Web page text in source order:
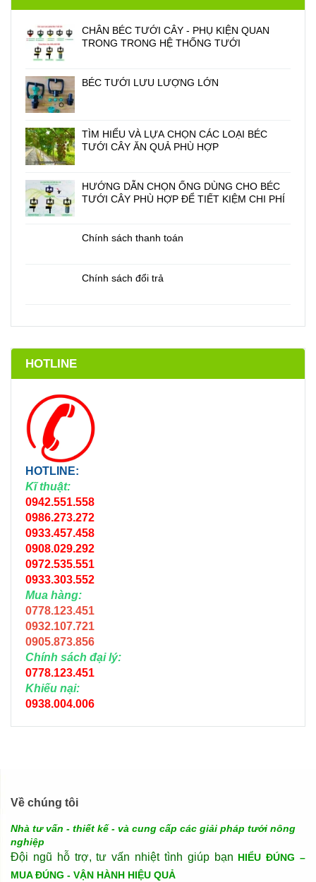
Về chúng tôi
Nhà tư vấn - thiết kế - và cung cấp các giải pháp tưới nông
nghiệp
Đội ngũ hỗ trợ, tư vấn nhiệt tình giúp bạn HIỂU ĐÚNG –
MUA ĐÚNG - VẬN HÀNH HIỆU QUẢ
CHÂN BÉC TƯỚI CÂY - PHỤ KIỆN QUAN
TRONG TRONG HỆ THỐNG TƯỚI
BÉC TƯỚI LƯU LƯỢNG LỚN
TÌM HIỂU VÀ LỰA CHỌN CÁC LOẠI BÉC
TƯỚI CÂY ĂN QUẢ PHÙ HỢP
HƯỚNG DẪN CHỌN ỐNG DÙNG CHO BÉC
TƯỚI CÂY PHÙ HỢP ĐỂ TIẾT KIỆM CHI PHÍ
Chính sách thanh toán
Chính sách đổi trả
HOTLINE
HOTLINE:
Kĩ thuật:
0942.551.558
0986.273.272
0933.457.458
0908.029.292
0972.535.551
0933.303.552
Mua hàng:
0778.123.451
0932.107.721
0905.873.856
Chính sách đại lý:
0778.123.451
Khiếu nại:
0938.004.006